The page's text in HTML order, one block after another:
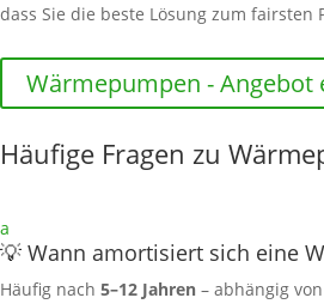
dass Sie die beste Lösung zum fairsten
Wärmepumpen - Angebot
Häufige Fragen zu
a
💡 Wann amortisiert sich eine
Häufig nach 5–12 Jahren – abhängig